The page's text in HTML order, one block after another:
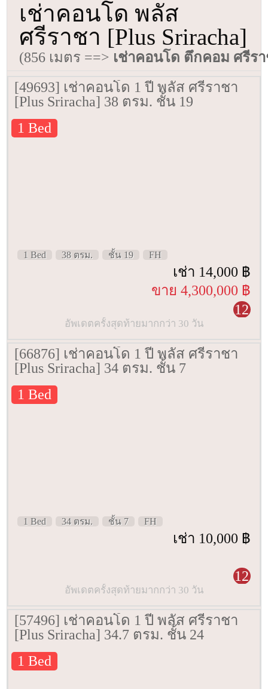
เช่าคอนโด พลัส
ศรีราชา [Plus Sriracha]
(856 เมตร ==> เช่าคอนโด ตึกคอม ศรีร
[49693] เช่าคอนโด 1 ปี พลัส ศรีราชา
[Plus Sriracha] 38 ตรม. ชั้น 19
1 Bed
1 Bed 38 ตรม. ชั้น 19 FH
เช่า 14,000 ฿
ขาย 4,300,000 ฿
12
อัพเดตครั้งสุดท้ายมากกว่า 30 วัน
[66876] เช่าคอนโด 1 ปี พลัส ศรีราชา
[Plus Sriracha] 34 ตรม. ชั้น 7
1 Bed
1 Bed 34 ตรม. ชั้น 7 FH
เช่า 10,000 ฿
12
อัพเดตครั้งสุดท้ายมากกว่า 30 วัน
[57496] เช่าคอนโด 1 ปี พลัส ศรีราชา
[Plus Sriracha] 34.7 ตรม. ชั้น 24
1 Bed